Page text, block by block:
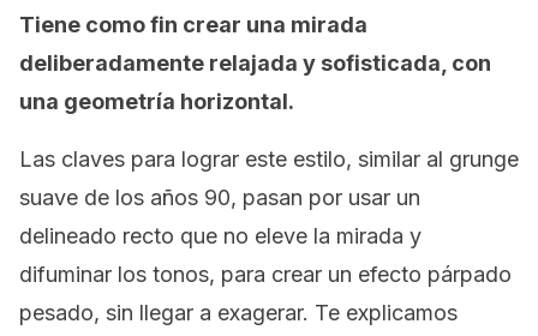
Tiene como fin crear una mirada
deliberadamente relajada y sofisticada, con
una geometría horizontal.
Las claves para lograr este estilo, similar al grunge
suave de los años 90, pasan por usar un
delineado recto que no eleve la mirada y
difuminar los tonos, para crear un efecto párpado
pesado, sin llegar a exagerar. Te explicamos